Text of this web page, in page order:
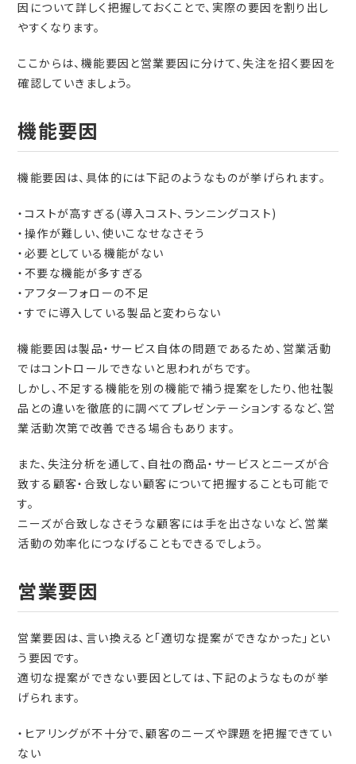
因について詳しく把握しておくことで、実際の要因を割り出し
やすくなります。
ここからは、機能要因と営業要因に分けて、失注を招く要因を
確認していきましょう。
機能要因
機能要因は、具体的には下記のようなものが挙げられます。
・コストが高すぎる(導入コスト、ランニングコスト)
・操作が難しい、使いこなせなさそう
・必要としている機能がない
・不要な機能が多すぎる
・アフターフォローの不足
・すでに導入している製品と変わらない
機能要因は製品・サービス自体の問題であるため、営業活動
ではコントロールできないと思われがちです。
しかし、不足する機能を別の機能で補う提案をしたり、他社製
品との違いを徹底的に調べてプレゼンテーションするなど、営
業活動次第で改善できる場合もあります。
また、失注分析を通して、自社の商品・サービスとニーズが合
致する顧客・合致しない顧客について把握することも可能で
す。
ニーズが合致しなさそうな顧客には手を出さないなど、営業
活動の効率化につなげることもできるでしょう。
営業要因
営業要因は、言い換えると「適切な提案ができなかった」とい
う要因です。
適切な提案ができない要因としては、下記のようなものが挙
げられます。
・ヒアリングが不十分で、顧客のニーズや課題を把握できてい
ない